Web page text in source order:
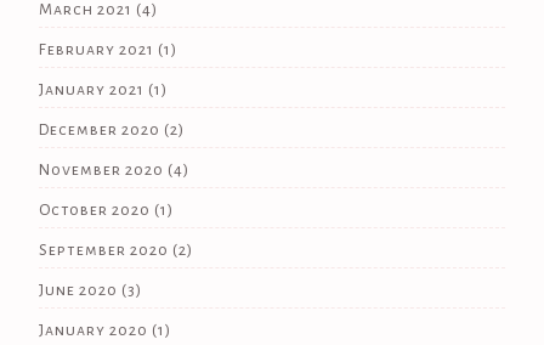
March 2021 (4)
February 2021 (1)
January 2021 (1)
December 2020 (2)
November 2020 (4)
October 2020 (1)
September 2020 (2)
June 2020 (3)
January 2020 (1)